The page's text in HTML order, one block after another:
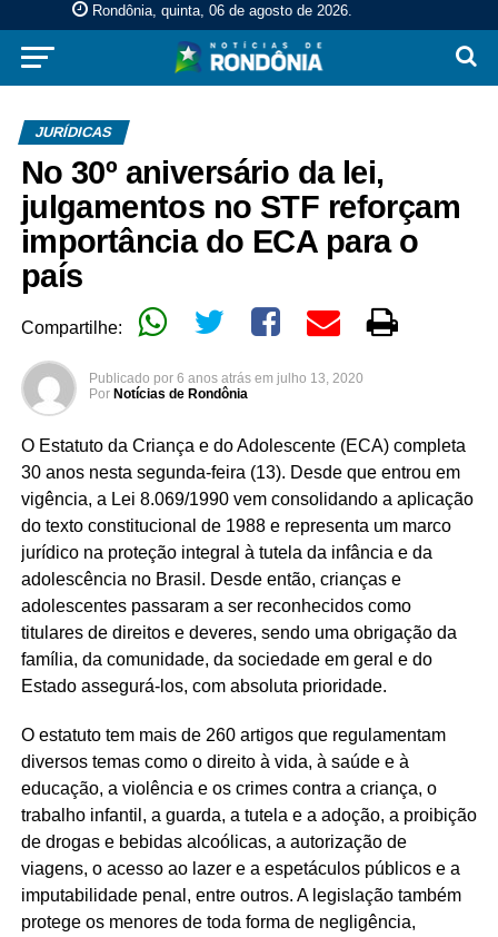
Rondônia, quinta, 06 de agosto de 2026.
JURÍDICAS
No 30º aniversário da lei,
julgamentos no STF reforçam
importância do ECA para o
país
Compartilhe:
Publicado por 6 anos atrás em julho 13, 2020
Por Notícias de Rondônia
O Estatuto da Criança e do Adolescente (ECA) completa
30 anos nesta segunda-feira (13). Desde que entrou em
vigência, a Lei 8.069/1990 vem consolidando a aplicação
do texto constitucional de 1988 e representa um marco
jurídico na proteção integral à tutela da infância e da
adolescência no Brasil. Desde então, crianças e
adolescentes passaram a ser reconhecidos como
titulares de direitos e deveres, sendo uma obrigação da
família, da comunidade, da sociedade em geral e do
Estado assegurá-los, com absoluta prioridade.
O estatuto tem mais de 260 artigos que regulamentam
diversos temas como o direito à vida, à saúde e à
educação, a violência e os crimes contra a criança, o
trabalho infantil, a guarda, a tutela e a adoção, a proibição
de drogas e bebidas alcoólicas, a autorização de
viagens, o acesso ao lazer e a espetáculos públicos e a
imputabilidade penal, entre outros. A legislação também
protege os menores de toda forma de negligência,